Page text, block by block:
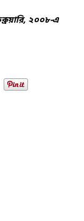
২০০৮-এ